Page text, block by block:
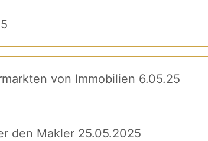
von Immobilien 6.05.25
über den Makler 25.05.2025